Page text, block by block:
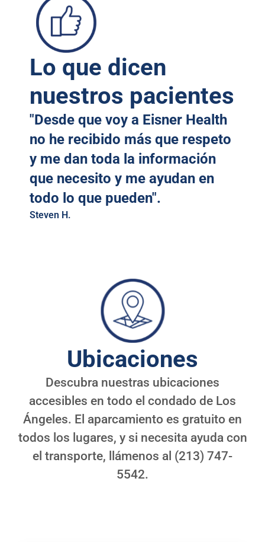
Lo que dicen
nuestros pacientes
"Desde que voy a Eisner Health
no he recibido más que respeto
y me dan toda la información
que necesito y me ayudan en
todo lo que pueden".
Steven H.
Ubicaciones
Descubra nuestras ubicaciones
accesibles en todo el condado de Los
Ángeles. El aparcamiento es gratuito en
todos los lugares, y si necesita ayuda con
el transporte, llámenos al (213) 747-
5542.